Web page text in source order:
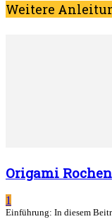
Weitere
Origami Rochen
1
Einführung: In diesem